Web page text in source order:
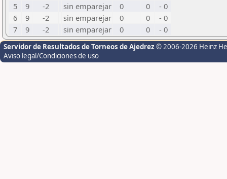
5
9 -2 sin emparejar 0 0
- 0
6
9 -2 sin emparejar 0 0
- 0
7
9 -2 sin emparejar 0 0 - 0
Servidor de Resultados de Torneos de Ajedrez © 2006-2026 Heinz
Aviso legal/Condiciones de uso